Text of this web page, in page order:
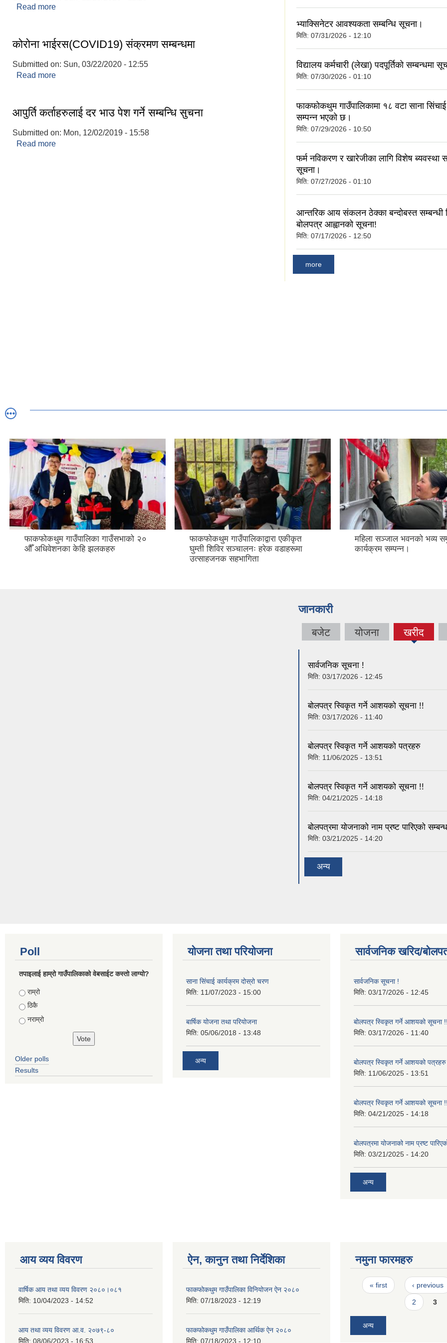
Read more
कोरोना भाईरस(COVID19) संक्रमण सम्बन्धमा
Submitted on: Sun, 03/22/2020 - 12:55
Read more
आपुर्ति कर्ताहरुलाई दर भाउ पेश गर्ने सम्बन्धि सुचना
Submitted on: Mon, 12/02/2019 - 15:58
Read more
भ्याक्सिनेटर आवश्यकता सम्बन्धि सूचना।
मिति: 07/31/2026 - 12:10
विद्यालय कर्मचारी (लेखा) पदपूर्तिको सम्बन्धमा
मिति: 07/30/2026 - 01:10
फाकफोकथुम गाउँपालिकामा १८ वटा साना
सम्पन्न भएको छ।
मिति: 07/29/2026 - 10:50
फर्म नविकरण र खारेजीका लागि विशेष ब्यवस्था
सूचना।
मिति: 07/27/2026 - 01:10
आन्तरिक आय संकलन ठेक्का बन्दोबस्त सम्बन्धी
बोलपत्र आह्वानको सूचना!
मिति: 07/17/2026 - 12:50
more
फाकफोकथुम गाउँपालिका गाउँसभाको २०
औँ अधिवेशनका केहि झलकहरु
फाकफोकथुम गाउँपालिकाद्वारा एकीकृत
घुम्ती शिविर सञ्चालनः हरेक वडाहरूमा
उत्साहजनक सहभागिता
महिला सञ्जाल भवनको भव्य
कार्यक्रम सम्पन्न।
जानकारी
बजेट योजना खरीद
(active
सार्वजनिक सूचना !
मिति: 03/17/2026 - 12:45
बोलपत्र स्विकृत गर्ने आशयको सूचना !!
मिति: 03/17/2026 - 11:40
बोलपत्र स्विकृत गर्ने आशयको पत्रहरु
मिति: 11/06/2025 - 13:51
बोलपत्र स्विकृत गर्ने आशयको सूचना !!
मिति: 04/21/2025 - 14:18
बोलपत्रमा योजनाको नाम प्रष्ट पारिएको
मिति: 03/21/2025 - 14:20
अन्य
Poll
तपाइलाई हाम्रो गाउँपालिकाको वेबसाईट कस्तो लाग्यो?
Choices
राम्रो
ठिकै
नराम्रो
Older polls
Results
योजना तथा परियोजना
साना सिंचाई कार्यक्रम दोस्रो चरण
मिति: 11/07/2023 - 15:00
बार्षिक योजना तथा परियोजना
मिति: 05/06/2018 - 13:48
अन्य
सार्वजनिक खरिद/
सार्वजनिक सूचना !
मिति: 03/17/2026 - 12:45
बोलपत्र स्विकृत गर्ने आशयको सूचना !!
मिति: 03/17/2026 - 11:40
बोलपत्र स्विकृत गर्ने आशयको पत्रहरु
मिति: 11/06/2025 - 13:51
बोलपत्र स्विकृत गर्ने आशयको सूचना !!
मिति: 04/21/2025 - 14:18
बोलपत्रमा योजनाको नाम प्रष्ट
मिति: 03/21/2025 - 14:20
अन्य
आय व्यय विवरण
वार्षिक आय तथा व्यय विवरण २०८०।०८१
मिति: 10/04/2023 - 14:52
आय तथा व्यय विवरण आ.व. २०७९-८०
मिति: 08/06/2023 - 16:53
ऐन, कानुन तथा निर्देशिका
फाकफोकथुम गाउँपालिका विनियोजन ऐन २०८०
मिति: 07/18/2023 - 12:19
फाकफोकथुम गाउँपालिका आर्थिक ऐन २०८०
मिति: 07/18/2023 - 12:10
नमुना फारमहरु
Pages
« first ‹ previous
2 3
अन्य